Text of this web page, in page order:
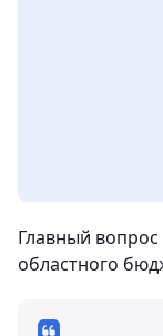
Главный
областного